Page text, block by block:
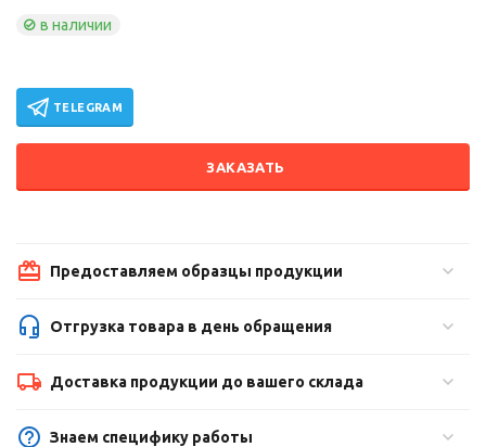
в наличии
TELEGRAM
ЗАКАЗАТЬ
Предоставляем образцы продукции
Отгрузка товара в день обращения
Доставка продукции до вашего склада
Знаем специфику работы